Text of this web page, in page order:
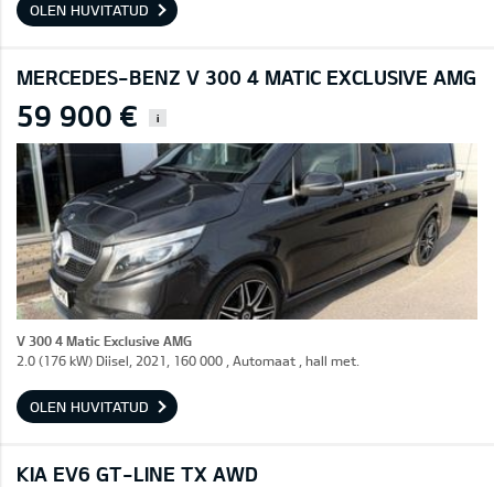
OLEN HUVITATUD
MERCEDES-BENZ V 300 4 MATIC EXCLUSIVE AMG
59 900 € i
V 300 4 Matic Exclusive AMG
2.0 (176 kW) Diisel, 2021, 160 000 , Automaat , hall met.
OLEN HUVITATUD
KIA EV6 GT-LINE TX AWD